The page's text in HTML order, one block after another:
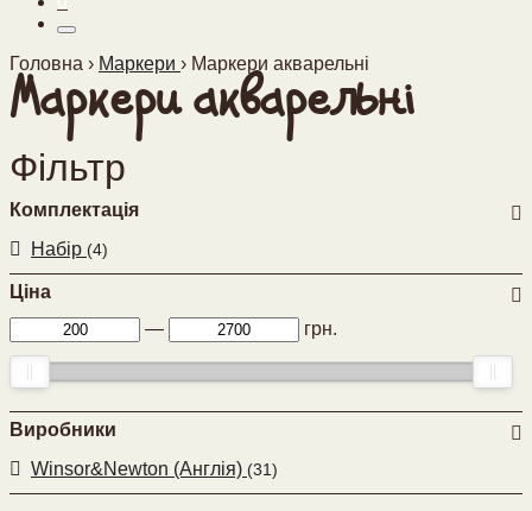
Головна › Маркери › Маркери акварельні
Маркери акварельні
Фільтр
Комплектація
Набір (4)
Ціна
—
грн.
Виробники
Winsor&Newton (Англія) (31)